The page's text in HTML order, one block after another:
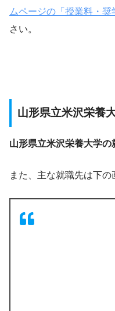
ムページの「授業料・奨
さい。
山形県立米沢栄養
山形県立米沢栄養大学の
また、主な就職先は下の